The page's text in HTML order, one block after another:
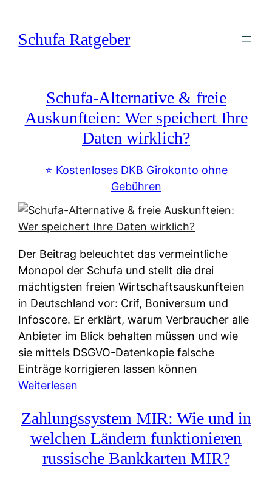
springen
Schufa Ratgeber
Schufa-Alternative & freie
Auskunfteien: Wer speichert Ihre
Daten wirklich?
⭐️ Kostenloses DKB Girokonto ohne
Gebühren
Der Beitrag beleuchtet das vermeintliche
Monopol der Schufa und stellt die drei
mächtigsten freien Wirtschaftsauskunfteien
in Deutschland vor: Crif, Boniversum und
Infoscore. Er erklärt, warum Verbraucher alle
Anbieter im Blick behalten müssen und wie
sie mittels DSGVO-Datenkopie falsche
Einträge korrigieren lassen können
Weiterlesen
c
h
u
f
Zahlungssystem MIR: Wie und in
welchen Ländern funktionieren
russische Bankkarten MIR?